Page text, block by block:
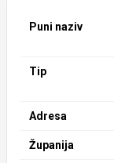
Puni naziv
Tip
Adresa
Županija